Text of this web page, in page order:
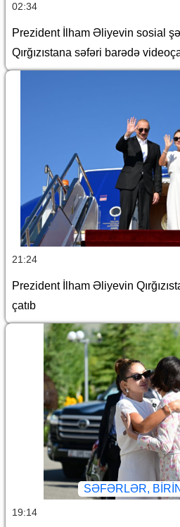
02:34
Prezident İlham Əliyevin sosial
Qırğızıstana səfəri barədə
21:24
Prezident İlham Əliyevin
çatıb
SƏFƏRLƏR,
19:14